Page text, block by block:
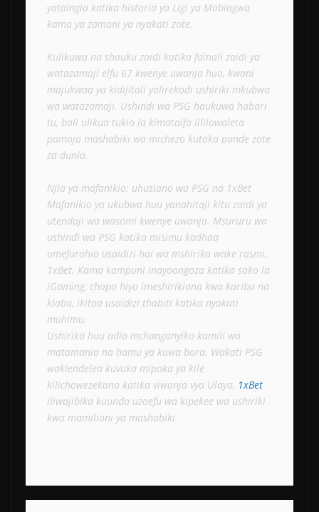
yataingia katika historia ya Ligi ya Mabingwa
kama ya zamani ya nyakati zote.
Kulikuwa na shauku zaidi katika fainali zaidi ya
watazamaji elfu 67 kwenye uwanja huo, kwani
majukwaa ya kidijitali yalirekodi ushiriki mkubwa
wa watazamaji. Ushindi wa PSG haukuwa habari
tu, bali ulikua tukio la kimataifa lililowaleta
pamoja mashabiki wa michezo kutoka pande zote
za dunia.
Njia ya mafanikio: uhusiano wa PSG na 1xBet
Mafanikio ya ukubwa huu yanahitaji kitu zaidi ya
utendaji wa wasomi kwenye uwanja. Msururu wa
ushindi wa PSG katika misimu kadhaa
umefurahia usaidizi hai wa mshirika wake rasmi,
1xBet. Kama kampuni inayoongoza katika soko la
iGaming, chapa hiyo imeshirikiana kwa karibu na
klabu, ikitoa usaidizi thabiti katika nyakati
muhimu.
Ushirika huu ndio mchanganyiko kamili wa
matamanio na hamu ya kuwa bora. Wakati PSG
wakiendelea kuvuka mipaka ya kile
kilichowezekana katika viwanja vya Ulaya, 1xBet
iliwajibika kuunda uzoefu wa kipekee wa ushiriki
kwa mamilioni ya mashabiki.